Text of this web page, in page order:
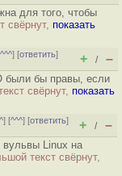
для того, чтобы
свёрнут, показать
^^^] [ответить]
+ / –
бы правы, если
свёрнут, показать
] [^^^] [ответить]
+ / –
вульвы Linux на
текст свёрнут,